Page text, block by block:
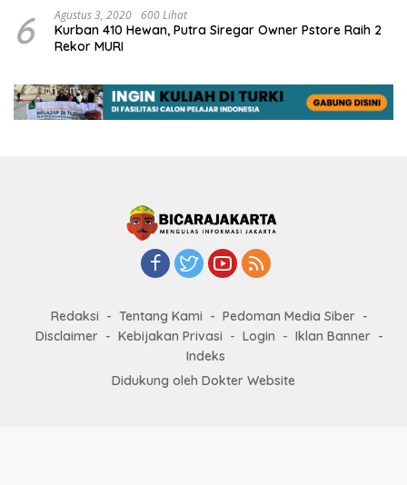
6 Agustus 3, 2020 600 Lihat
Kurban 410 Hewan, Putra Siregar Owner Pstore Raih 2
Rekor MURI
Redaksi Tentang Kami
Pedoman Media Siber
Disclaimer
Kebijakan Privasi Login
Iklan Banner
Indeks
Didukung oleh Dokter Website